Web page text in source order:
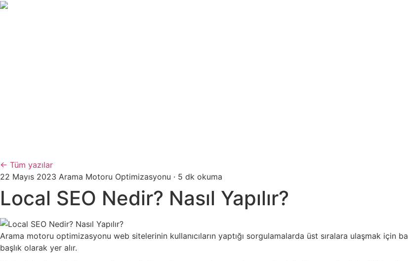
← Tüm yazılar
22 Mayıs 2023 Arama Motoru Optimizasyonu · 5 dk okuma
Local SEO Nedir? Nasıl Yapılır?
Arama motoru optimizasyonu web sitelerinin kullanıcıların yaptığı sorgulamalarda üst sıralara ulaşmak için
başlık olarak yer alır.